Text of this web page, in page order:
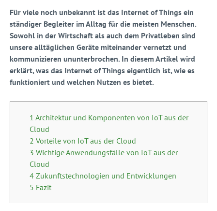
Für viele noch unbekannt ist das Internet of Things ein
ständiger Begleiter im Alltag für die meisten Menschen.
Sowohl in der Wirtschaft als auch dem Privatleben sind
unsere alltäglichen Geräte miteinander vernetzt und
kommunizieren ununterbrochen. In diesem Artikel wird
erklärt, was das Internet of Things eigentlich ist, wie es
funktioniert und welchen Nutzen es bietet.
1 Architektur und Komponenten von IoT aus der
Cloud
2 Vorteile von IoT aus der Cloud
3 Wichtige Anwendungsfälle von IoT aus der
Cloud
4 Zukunftstechnologien und Entwicklungen
5 Fazit